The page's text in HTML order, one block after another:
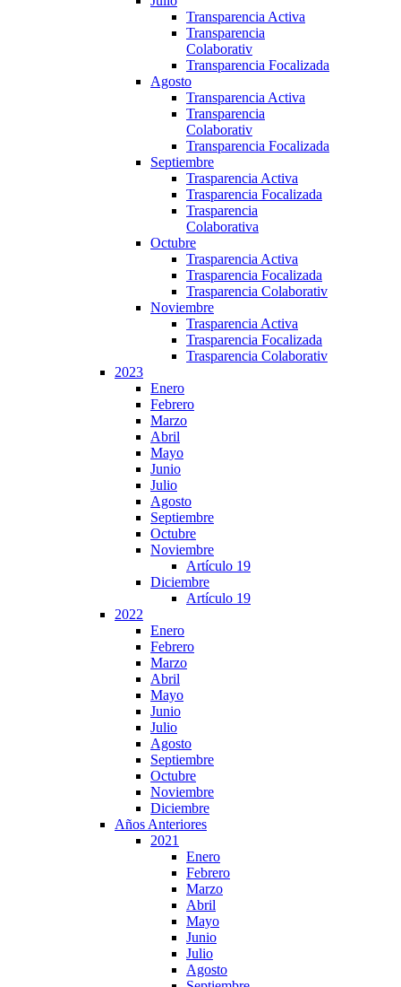
Transparencia Activa
Transparencia
Colaborativ
Transparencia Focalizada
Agosto
Transparencia Activa
Transparencia
Colaborativ
Transparencia Focalizada
Septiembre
Trasparencia Activa
Trasparencia Focalizada
Trasparencia
Colaborativa
Octubre
Trasparencia Activa
Trasparencia Focalizada
Trasparencia Colaborativ
Noviembre
Trasparencia Activa
Trasparencia Focalizada
Trasparencia Colaborativ
2023
Enero
Febrero
Marzo
Abril
Mayo
Junio
Julio
Agosto
Septiembre
Octubre
Noviembre
Artículo 19
Diciembre
Artículo 19
2022
Enero
Febrero
Marzo
Abril
Mayo
Junio
Julio
Agosto
Septiembre
Octubre
Noviembre
Diciembre
Años Anteriores
2021
Enero
Febrero
Marzo
Abril
Mayo
Junio
Julio
Agosto